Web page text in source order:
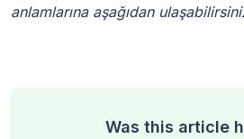
anlamlarına aşağıdan
Was this article